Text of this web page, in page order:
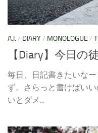
A.I. / DIARY/ MONOLOGUE /
【Diary】今日の
毎日、日記書きたいな
ず。さらっと書けばい
いとダメ...